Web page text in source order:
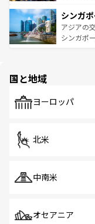
参照して
激する。
が待って
た文化、
み、どこ
ており、
うな絶景
シンガ
アジアの
シンガポ
で、ホー
国と地域
ヨーロッパ
北米
中南米
オセアニア